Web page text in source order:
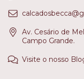
Av. Cesário de
Campo Grande.
Visite o nosso